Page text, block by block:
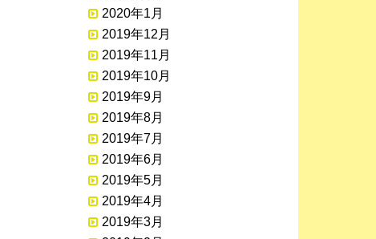
2020年1月
2019年12月
2019年11月
2019年10月
2019年9月
2019年8月
2019年7月
2019年6月
2019年5月
2019年4月
2019年3月